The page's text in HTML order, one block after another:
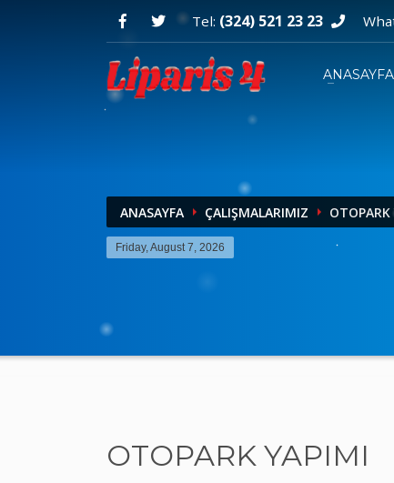
Tel: (324) 521 23 23
ANASAYFA
ANASAYFA ÇALIŞMALARIMIZ OTOPARK
Friday, August 7, 2026
OTOPARK YAPIMI